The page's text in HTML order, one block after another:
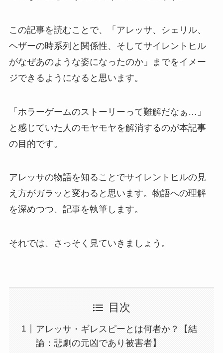
この記事を読むことで、「アレッサ、シェリル、
ヘザーの時系列と関係性、そしてサイレントヒル
がなぜあのような姿になったのか」までをイメー
ジできるようになると思います。
「ホラーゲームのストーリーって難解だなぁ…」
と感じていた人のモヤモヤを解消するのが本記事
の目的です。
アレッサの物語を知ることでサイレントヒルの見
え方がガラッと変わると思います。物語への理解
を深めつつ、記事を執筆します。
それでは、さっそく見ていきましょう。
目次
アレッサ・ギレスピーとは何者か？【結
論：悲劇の元凶であり被害者】